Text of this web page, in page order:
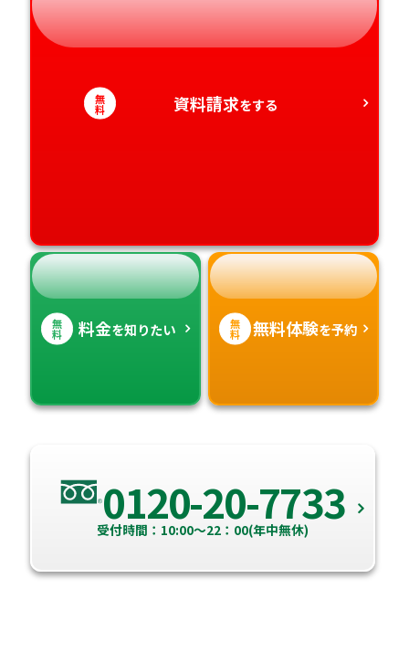
静岡県
和歌山県
徳島県
大分県
無
料 資料請求をする
無
料 料金を知りたい 無
料 無料体験を予約
0120-20-7733
受付時間：10:00～22：00(年中無休)